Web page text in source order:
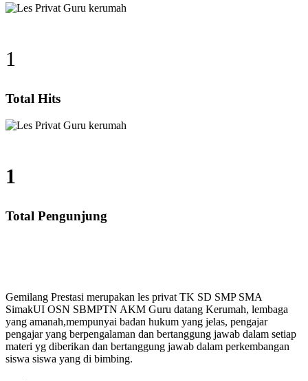
1
Total Hits
1
Total Pengunjung
Gemilang Prestasi merupakan les privat TK SD SMP SMA
SimakUI OSN SBMPTN AKM Guru datang Kerumah, lembaga
yang amanah,mempunyai badan hukum yang jelas, pengajar
pengajar yang berpengalaman dan bertanggung jawab dalam setiap
materi yg diberikan dan bertanggung jawab dalam perkembangan
siswa siswa yang di bimbing.